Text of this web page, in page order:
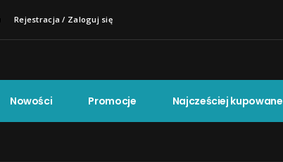
Rejestracja / Zaloguj się
Nowości Promocje Najcześciej kupowane